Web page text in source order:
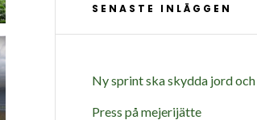
SENASTE INLÄGGEN
Ny sprint ska skydda jord
Press på mejerijätte